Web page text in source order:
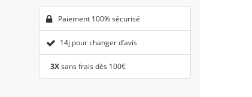
Paiement 100% sécurisé
14j pour changer d’avis
3Xsans frais dès 100€